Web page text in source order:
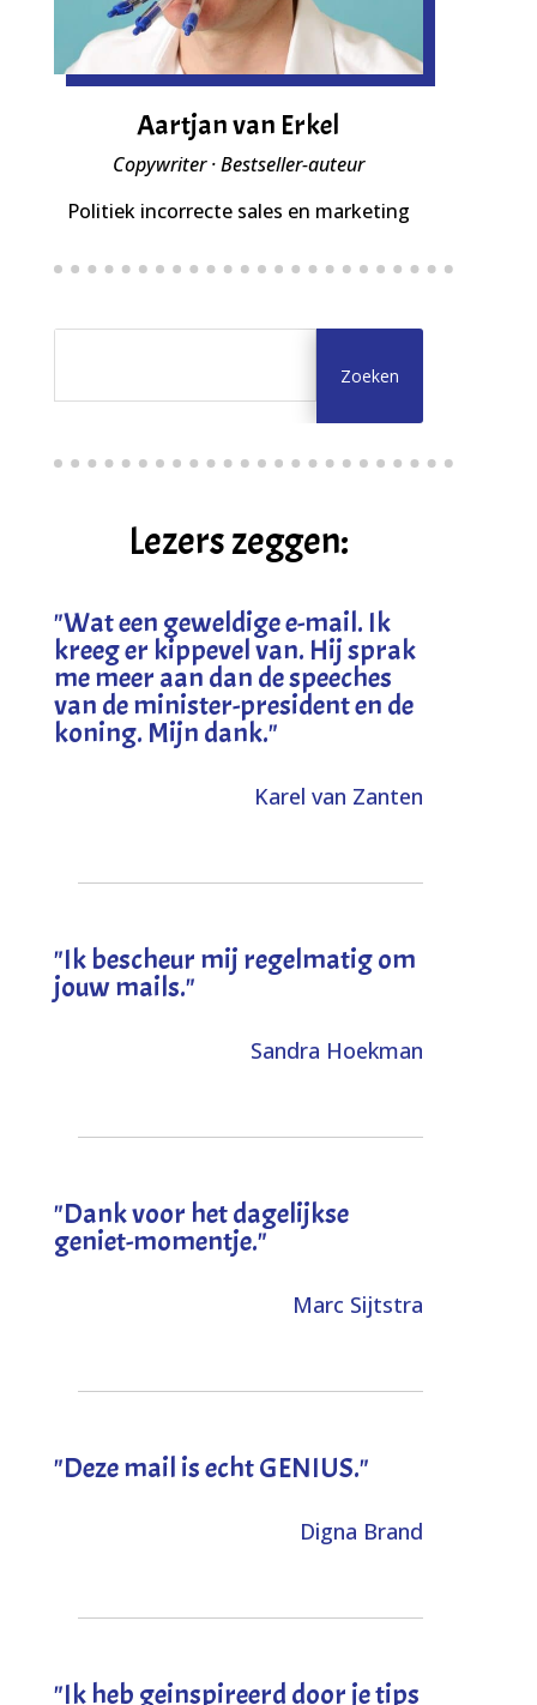
Aartjan van Erkel
Copywriter · Bestseller-auteur
Politiek incorrecte sales en marketing
Lezers zeggen:
"Wat een geweldige e-mail. Ik
kreeg er kippevel van. Hij sprak
me meer aan dan de speeches
van de minister-president en de
koning. Mijn dank."
Karel van Zanten
"Ik bescheur mij regelmatig om
jouw mails."
Sandra Hoekman
"Dank voor het dagelijkse
geniet-momentje."
Marc Sijtstra
"Deze mail is echt GENIUS."
Digna Brand
"Ik heb geinspireerd door je tips